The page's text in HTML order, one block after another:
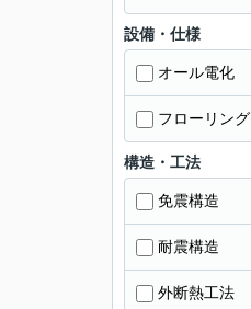
設備・仕様
オール電化
フローリング
構造・工法
免震構造
耐震構造
外断熱工法